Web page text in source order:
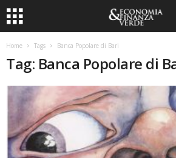
Home Tags Banca Popolare di Bari
Tag: Banca Popolare di